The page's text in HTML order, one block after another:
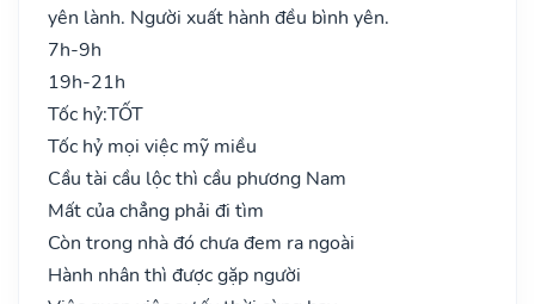
yên lành. Người xuất hành đều bình yên.
7h-9h
19h-21h
Tốc hỷ:TỐT
Tốc hỷ mọi việc mỹ miều
Cầu tài cầu lộc thì cầu phương Nam
Mất của chẳng phải đi tìm
Còn trong nhà đó chưa đem ra ngoài
Hành nhân thì được gặp người